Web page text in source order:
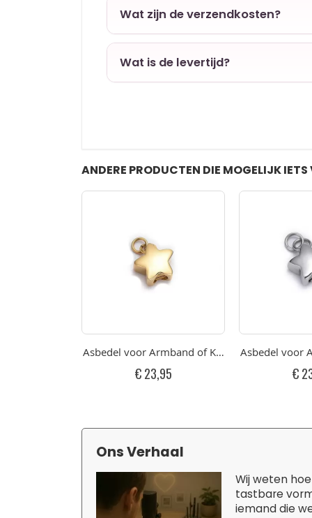
Wat zijn de verzendkosten?
Wat is de levertijd?
ANDERE PRODUCTEN DIE MOGELIJK
Asbedel voor Armband of Ketting Klein
€ 23,95
Asbedel voor
€
Ons Verhaal
Wij weten
tastbare
iemand die